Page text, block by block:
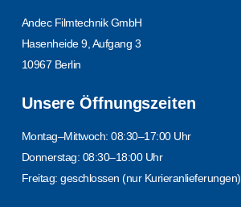
Andec Filmtechnik GmbH
Hasenheide 9, Aufgang 3
10967 Berlin
Unsere Öffnungszeiten
Montag–Mittwoch: 08:30–17:00 Uhr
Donnerstag: 08:30–18:00 Uhr
Freitag: geschlossen (nur Kurieranlieferungen)